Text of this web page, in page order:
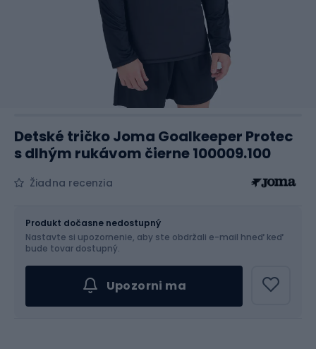
Detské tričko Joma Goalkeeper Protec
s dlhým rukávom čierne 100009.100
Žiadna recenzia
Vyber veľkosť...
Produkt dočasne nedostupný
Nastavte si upozornenie, aby ste obdržali e-mail hneď keď
bude tovar dostupný.
Upozorni ma